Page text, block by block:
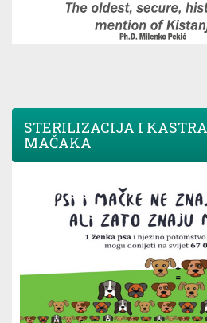
STERILIZACIJA I
MAČAKA